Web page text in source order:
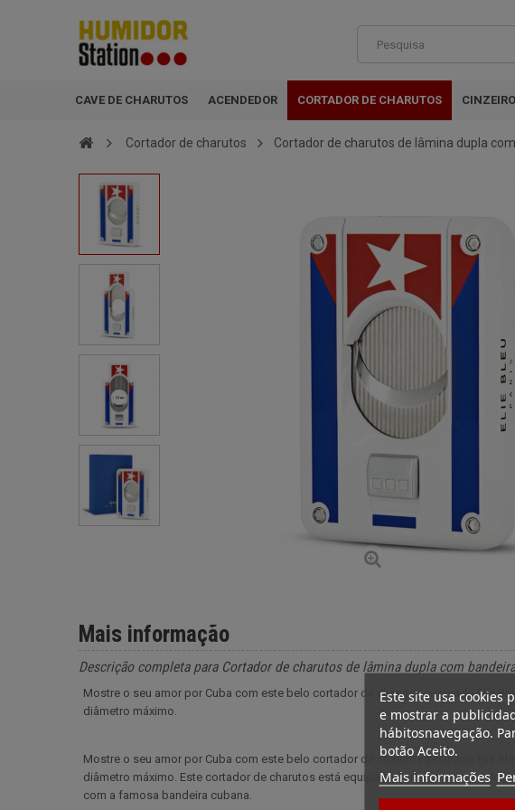
CAVE DE CHARUTOS ACENDEDOR CORTADOR DE CHARUTOS CINZEIRO
Este site usa cookies
e mostrar a
hábitosnavegação.
botão Aceito.
Mais informações
Cortador de charutos Cortador de charutos de lâmina dupla
Mais informação
Descrição completa para Cortador de charutos de lâmina dupla com
Mostre o seu amor por Cuba com este belo cortador de charutos assinado Elie
diâmetro máximo.
Mostre o seu amor por Cuba com este belo cortador de charutos assinado Elie
diâmetro máximo. Este cortador de charutos está equipado com um sistema de
com a famosa bandeira cubana.